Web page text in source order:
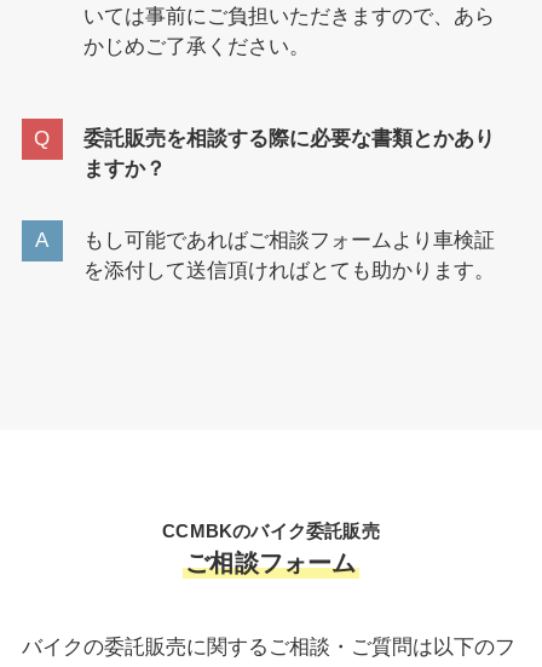
いては事前にご負担いただきますので、あら
かじめご了承ください。
委託販売を相談する際に必要な書類とかあり
ますか？
もし可能であればご相談フォームより車検証
を添付して送信頂ければとても助かります。
CCMBKのバイク委託販売
ご相談フォーム
バイクの委託販売に関するご相談・ご質問は以下のフ